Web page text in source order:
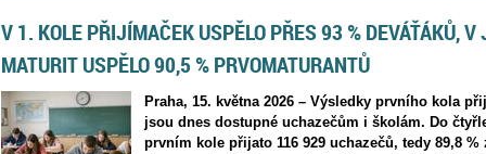
V 1. KOLE PŘIJÍMAČEK USPĚLO PŘES 93 % DEVÁŤÁKŮ,
MATURIT USPĚLO 90,5 % PRVOMATURANTŮ
Praha, 15. května 2026 – Výsledky prvního kola
jsou dnes dostupné uchazečům i školám. Do
prvním kole přijato 116 929 uchazečů, tedy 89,8